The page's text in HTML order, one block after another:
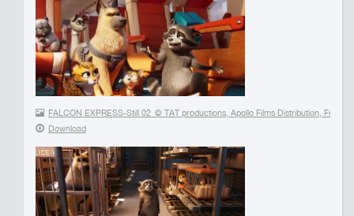
FALCON EXPRESS-Still 02_© TAT productions, Apollo Films Distribution,
Download